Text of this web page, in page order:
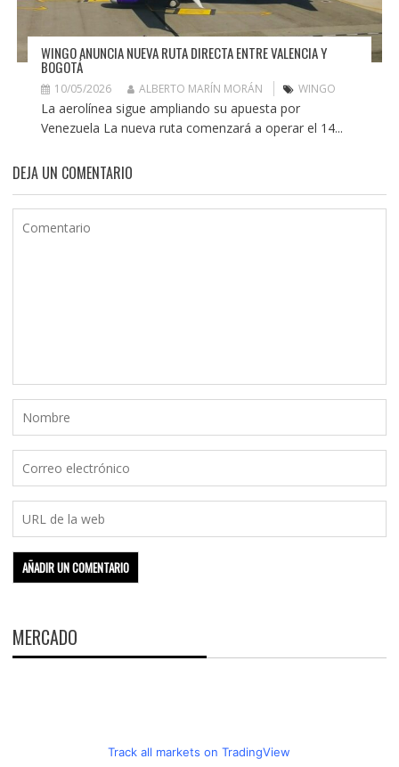
WINGO ANUNCIA NUEVA RUTA DIRECTA ENTRE VALENCIA Y
BOGOTÁ
10/05/2026 ALBERTO MARÍN MORÁN WINGO
La aerolínea sigue ampliando su apuesta por
Venezuela La nueva ruta comenzará a operar el 14...
DEJA UN COMENTARIO
MERCADO
Track all markets on TradingView